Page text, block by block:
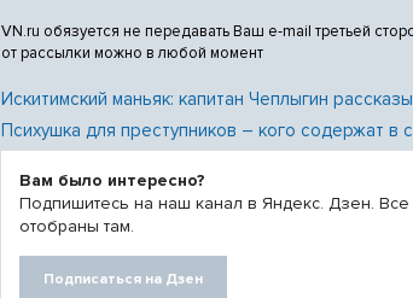
VN.ru обязуется не передавать Ваш e-mail третьей
от рассылки можно в любой момент
Искитимский маньяк: капитан Чеплыгин
Психушка для преступников – кого содержат в
Вам было интересно?
Подпишитесь на наш канал в Яндекс. Дзен.
отобраны там.
Подписаться на Дзен